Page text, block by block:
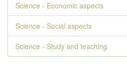
Science - Economic aspects
Science - Social aspects
Science - Study and teaching